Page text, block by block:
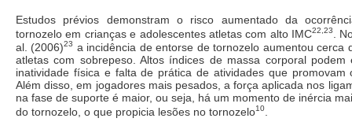
Estudos prévios demonstram o risco aumentado da
tornozelo em crianças e adolescentes atletas com alto IMC22,23
.
al. (2006)23 a incidência de entorse de tornozelo aumentou cerca
atletas com sobrepeso. Altos índices de massa corporal podem
inatividade física e falta de prática de atividades que promovam
Além disso, em jogadores mais pesados, a força aplicada nos
na fase de suporte é maior, ou seja, há um momento de inércia
do tornozelo, o que propicia lesões no tornozelo10